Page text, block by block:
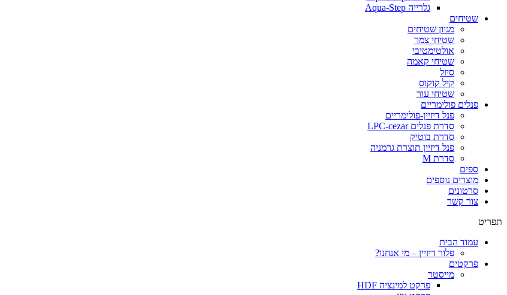
גלרייה Aqua-Step
שטיחים
מגוון שטיחים
שטיחי צמר
אולטימטיבי
שטיחי קאמה
סיזל
קיל קוקוס
שטיחי עור
פנלים פולימריים
פנל דיזיין-פולימריים
סדרת פנלים LPC-cezar
סדרת בוטיק
פנל דיזיין תוצרת גרמניה
סדרת M
ספים
מוצרים נוספים
סרטונים
צור קשר
תפריט
עמוד הבית
פלור דיזיין – מי אנחנו?
פרקטים
מייסטר
פרקט למינציה HDF